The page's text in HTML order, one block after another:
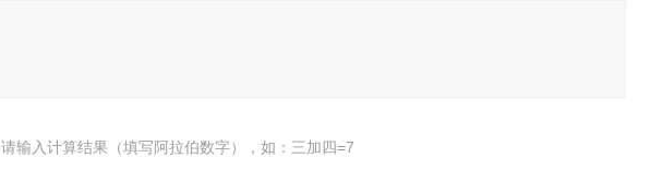
请输入计算结果（填写阿拉伯数字），如：三加四=7